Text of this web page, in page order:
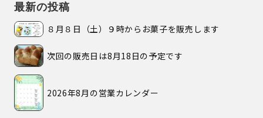
最新の投稿
８月８日（土）９時からお菓子を販売します
次回の販売日は8月18日の予定です
2026年8月の営業カレンダー